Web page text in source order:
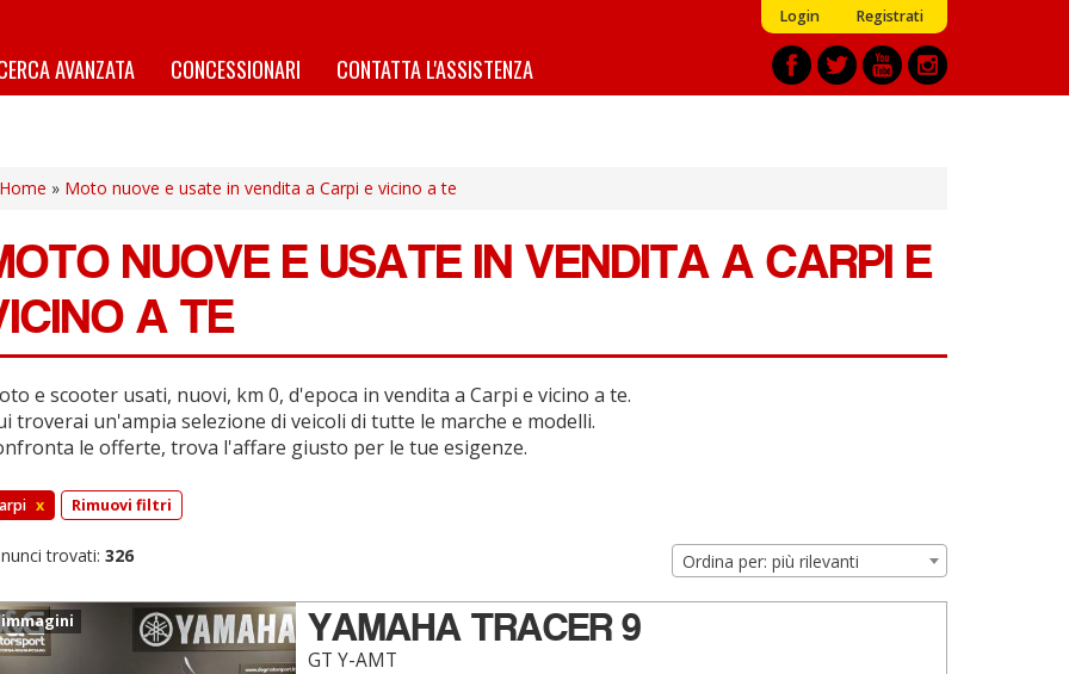
Login Registrati
AVANZATA CONCESSIONARI CONTATTA L'ASSISTENZA
Home » Moto nuove e usate in vendita a Carpi e vicino a te
NUOVE E USATE IN VENDITA A CARPI E
A TE
e scooter usati, nuovi, km 0, d'epoca in vendita a Carpi e vicino a te.
troverai un'ampia selezione di veicoli di tutte le marche e modelli.
le offerte, trova l'affare giusto per le tue esigenze.
x Rimuovi filtri
trovati: 326 Ordina per: più rilevanti
immagini YAMAHA TRACER 9
GT Y-AMT